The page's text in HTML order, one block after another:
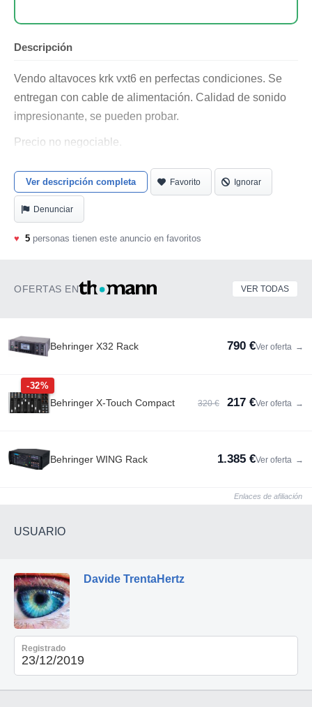
Descripción
Vendo altavoces krk vxt6 en perfectas condiciones. Se
entregan con cable de alimentación. Calidad de sonido
impresionante, se pueden probar.
Precio no negociable.
Ver descripción completa Favorito Ignorar
Denunciar
♥ 5 personas tienen este anuncio en favoritos
OFERTAS EN VER TODAS
Behringer X32 Rack 790 €Ver oferta →
-32%
Behringer X-Touch Compact 320 € 217 €Ver oferta →
Behringer WING Rack 1.385 €Ver oferta →
Enlaces de afiliación
USUARIO
Davide TrentaHertz
Registrado
23/12/2019